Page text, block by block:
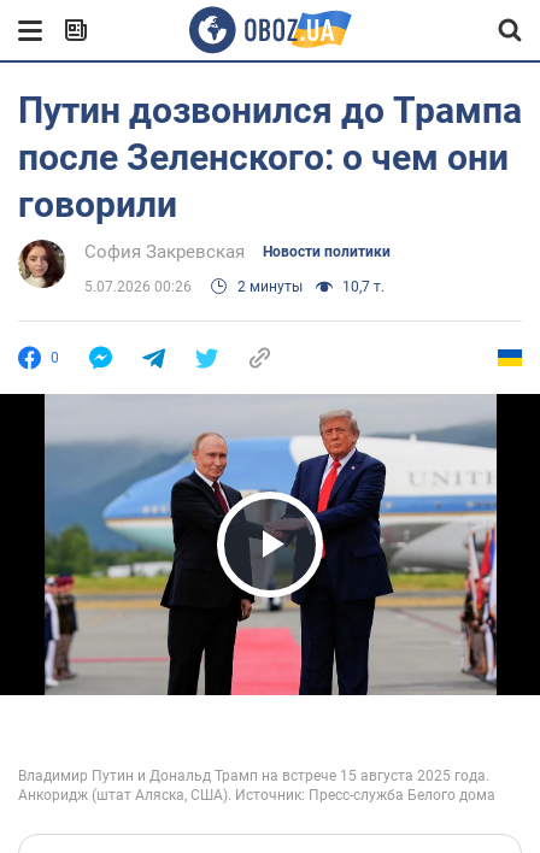
Путин дозвонился до Трампа
после Зеленского: о чем они
говорили
София Закревская Новости политики
5.07.2026 00:26 2 минуты 10,7 т.
0
Play Video